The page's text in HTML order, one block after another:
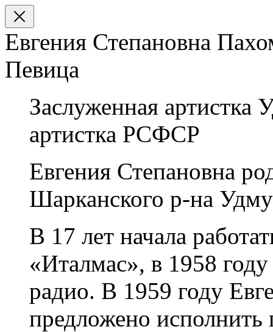
Евгения Степановна
Певица
Заслуженная артистка
артистка РСФСР
Евгения Степановна
Шарканского р-на
В 17 лет начала
«Италмас», в 1958
радио. В 1959 году
предложено исполнить